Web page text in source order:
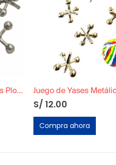
Juego de Yases Metálicos Plomos 6 Unidades + Pelota de Goma (En Bolsita Lista para Regalar)
S/ 12.00
Compra ahora